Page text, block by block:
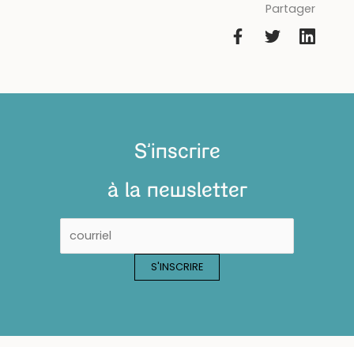
Partager
S'inscrire
à la newsletter